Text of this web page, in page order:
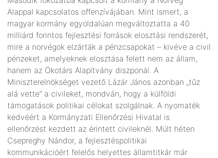
Alappal kapcsolatos offenzívájában. Mint ismert, a
magyar kormány egyoldalúan megváltoztatta a 40
milliárd forintos fejlesztési források elosztási rendszerét,
mire a norvégok elzárták a pénzcsapokat – kivéve a civil
pénzeket, amelyeknek elosztása felett nem az állam,
hanem az Ökotárs Alapítvány diszponál. A
Miniszterelnökséget vezető Lázár János azonban „tűz
alá vette” a civileket, mondván, hogy a külföldi
támogatások politikai célokat szolgálnak. A nyomaték
kedvéért a Kormányzati Ellenőrzési Hivatal is
ellenőrzést kezdett az érintett civileknél. Múlt héten
Csepreghy Nándor, a fejlesztéspolitikai
kommunikációért felelős helyettes államtitkár már